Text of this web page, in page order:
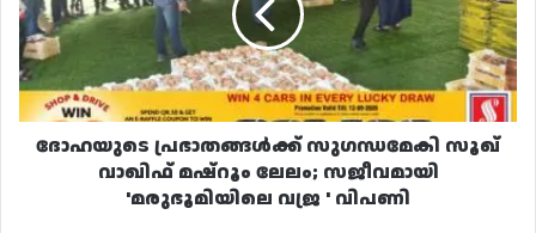
വാഖിഫ്
മഷ്റൂം
ലേലം;
സജീവമായി
'മരുഭൂമിയിലെ
വജ്ര
ദോഹയുടെ പ്രഭാതങ്ങൾക്ക് സുഗന്ധമേകി സൂഖ്
വാഖിഫ് മഷ്റൂം ലേലം; സജീവമായി
'മരുഭൂമിയിലെ വജ്ര ' വിപണി